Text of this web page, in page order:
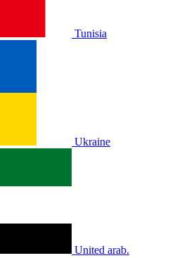
Tunisia
Ukraine
United arab.